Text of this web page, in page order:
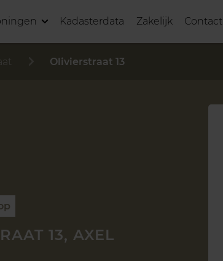
Kadasterdata Zakelijk Contact
Olivierstraat 13
13, AXEL